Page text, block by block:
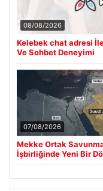
08/08/2026
Kelebek chat adresi
Ve Sohbet Deneyimi
07/08/2026
Mekke Ortak
İşbirliğinde Yeni Bir